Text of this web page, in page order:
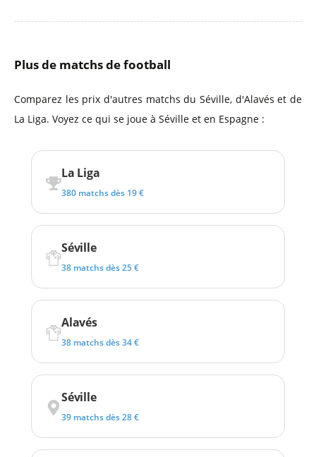
Plus de matchs de football
Comparez les prix d'autres matchs du Séville, d'Alavés et de
La Liga. Voyez ce qui se joue à Séville et en Espagne :
La Liga
380 matchs dès 19 €
Séville
38 matchs dès 25 €
Alavés
38 matchs dès 34 €
Séville
39 matchs dès 28 €